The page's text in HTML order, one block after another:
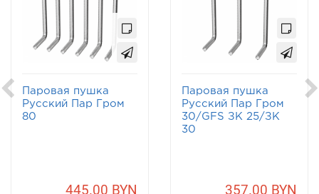
Паровая пушка
Русский Пар Гром
80
445.00 BYN
Паровая пушка
Русский Пар Гром
30/GFS ЗК 25/ЗК
30
357.00 BYN